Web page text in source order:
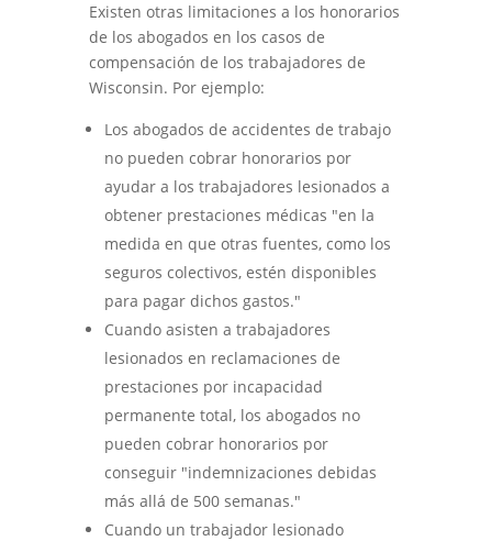
Existen otras limitaciones a los honorarios
de los abogados en los casos de
compensación de los trabajadores de
Wisconsin. Por ejemplo:
Los abogados de accidentes de trabajo
no pueden cobrar honorarios por
ayudar a los trabajadores lesionados a
obtener prestaciones médicas "en la
medida en que otras fuentes, como los
seguros colectivos, estén disponibles
para pagar dichos gastos."
Cuando asisten a trabajadores
lesionados en reclamaciones de
prestaciones por incapacidad
permanente total, los abogados no
pueden cobrar honorarios por
conseguir "indemnizaciones debidas
más allá de 500 semanas."
Cuando un trabajador lesionado